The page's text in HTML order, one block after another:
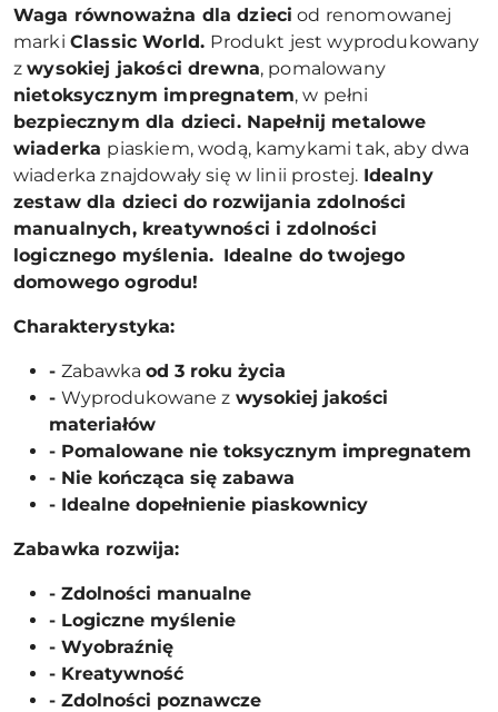
Waga równoważna dla dzieci od renomowanej
marki Classic World. Produkt jest wyprodukowany
zwysokiej jakości drewna, pomalowany
nietoksycznym impregnatem, w pełni
bezpiecznym dla dzieci. Napełnij metalowe
wiaderka piaskiem, wodą, kamykami tak, aby dwa
wiaderka znajdowały się w linii prostej. Idealny
zestaw dla dzieci do rozwijania zdolności
manualnych, kreatywności i zdolności
logicznego myślenia. Idealne do twojego
domowego ogrodu!
Charakterystyka:
- Zabawka od 3 roku życia
- Wyprodukowane z wysokiej jakości
materiałów
- Pomalowane nie toksycznym impregnatem
- Nie kończąca się zabawa
- Idealne dopełnienie piaskownicy
Zabawka rozwija:
- Zdolności manualne
- Logiczne myślenie
- Wyobraźnię
- Kreatywność
- Zdolności poznawcze